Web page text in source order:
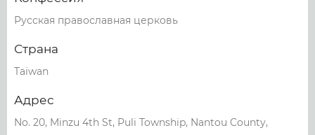
Русская православная церковь
Страна
Taiwan
Адрес
No. 20, Minzu 4th St, Puli Township, Nantou County,